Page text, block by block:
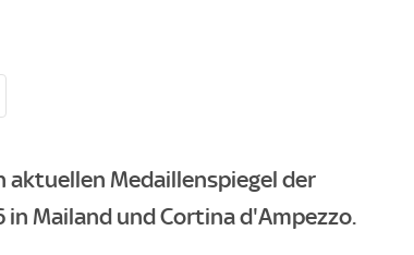
aktuellen Medaillenspiegel der
Mailand und Cortina d'Ampezzo.